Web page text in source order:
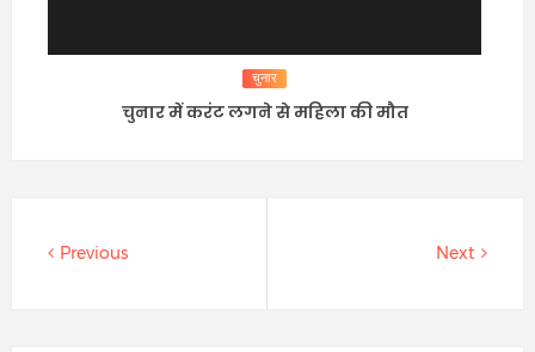
चुनार
चुनार में करंट लगने से महिला की मौत
Next
Previous